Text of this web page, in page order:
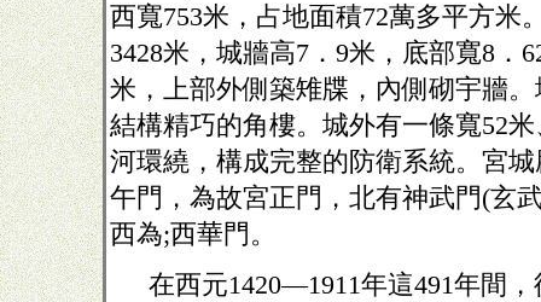
西寬753米，占地面積72萬多平方米
3428米，城牆高7 ． 9米，底部寬8 ．
米，上部外側築雉牒，內側砌宇牆
結構精巧的角樓。城外有一條寬52米
河環繞，構成完整的防衛系統。宮
午門，為故宮正門，北有神武門(玄
西為;西華門。
在西元1420—1911年這491年間，